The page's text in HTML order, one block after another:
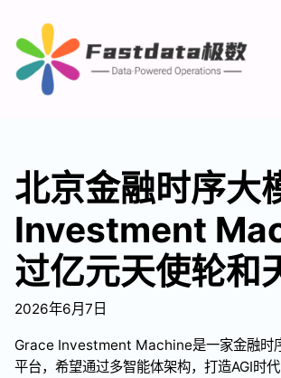
北京金融时序大
Investment
过亿元天使轮和
2026年6月7日
Grace Investment Machine是一家金融时
平台，希望通过多智能体架构，打造AGI时